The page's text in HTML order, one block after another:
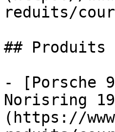
reduits/
## Produits
- [Porsche
Norisring
(https://